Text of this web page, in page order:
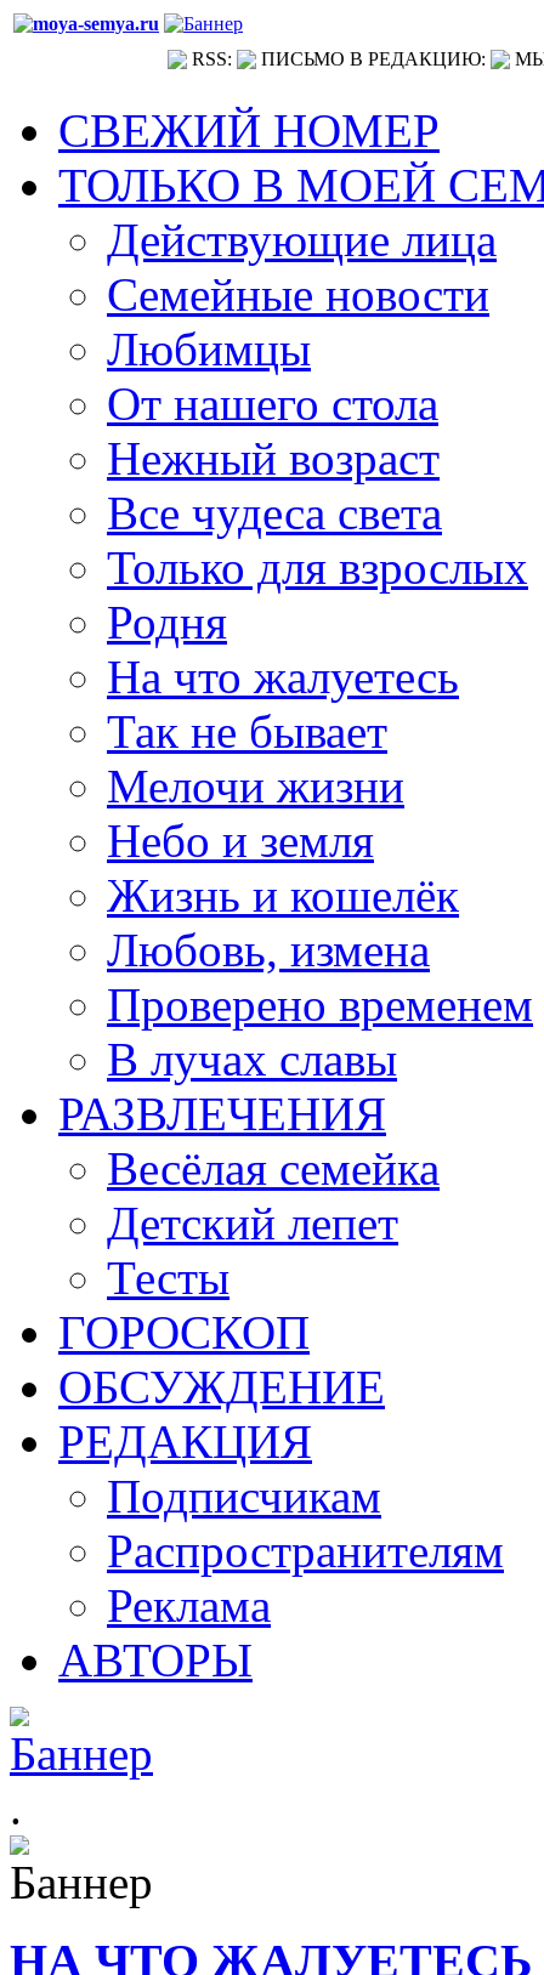
RSS: ПИСЬМО В РЕДАКЦИЮ:
СВЕЖИЙ НОМЕР
ТОЛЬКО В МОЕЙ
Действующие лица
Семейные новости
Любимцы
От нашего стола
Нежный возраст
Все чудеса света
Только для взрослых
Родня
На что жалуетесь
Так не бывает
Мелочи жизни
Небо и земля
Жизнь и кошелёк
Любовь, измена
Проверено временем
В лучах славы
РАЗВЛЕЧЕНИЯ
Весёлая семейка
Детский лепет
Тесты
ГОРОСКОП
ОБСУЖДЕНИЕ
РЕДАКЦИЯ
Подписчикам
Распространителям
Реклама
АВТОРЫ
.
НА ЧТО ЖАЛУЕТЕСЬ